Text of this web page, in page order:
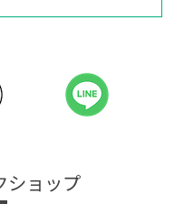
ショップ